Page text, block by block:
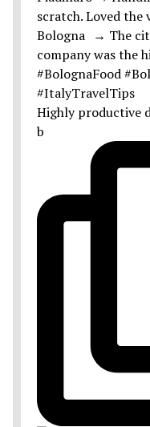
Highly productive
b